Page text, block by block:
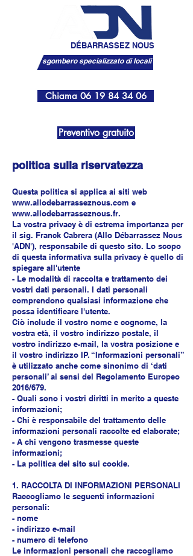
Preventivo gratuito
sgombero specializzato di locali
DÉBARRASSEZ NOUS
Chiama 06 19 84 34 06
politica sulla riservatezza
Questa politica si applica ai siti web
www.allodebarrasseznous.com e
www.allodebarrasseznous.fr.
La vostra privacy è di estrema importanza per
il sig. Franck Cabrera (Allo Débarrassez Nous
'ADN'), responsabile di questo sito. Lo scopo
di questa informativa sulla privacy è quello di
spiegare all'utente
- Le modalità di raccolta e trattamento dei
vostri dati personali. I dati personali
comprendono qualsiasi informazione che
possa identificare l'utente.
Ciò include il vostro nome e cognome, la
vostra età, il vostro indirizzo postale, il
vostro indirizzo e-mail, la vostra posizione e
il vostro indirizzo IP. “Informazioni personali”
è utilizzato anche come sinonimo di ‘dati
personali’ ai sensi del Regolamento Europeo
2016/679.
- Quali sono i vostri diritti in merito a queste
informazioni;
- Chi è responsabile del trattamento delle
informazioni personali raccolte ed elaborate;
- A chi vengono trasmesse queste
informazioni;
- La politica del sito sui cookie.
1. RACCOLTA DI INFORMAZIONI PERSONALI
Raccogliamo le seguenti informazioni
personali:
- nome
- indirizzo e-mail
- numero di telefono
Le informazioni personali che raccogliamo